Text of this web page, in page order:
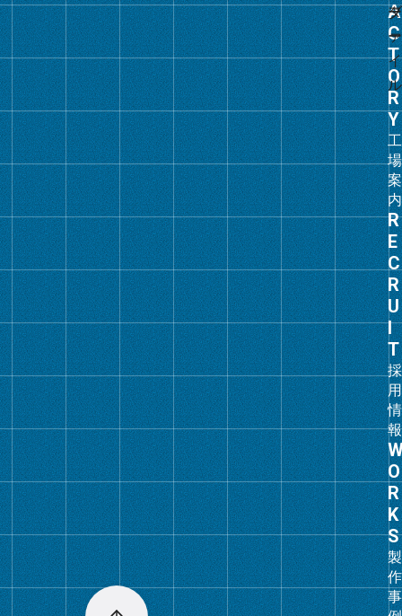
工
場
案
内
ル
ー
プ
リ
ン
ク
採
用
情
報
グ
ル
ー
プ
リ
ン
ク
製
作
事
グ
ル
ー
プ
リ
ン
ク
ダ
ー
ー
フ
ァ
イ
ル